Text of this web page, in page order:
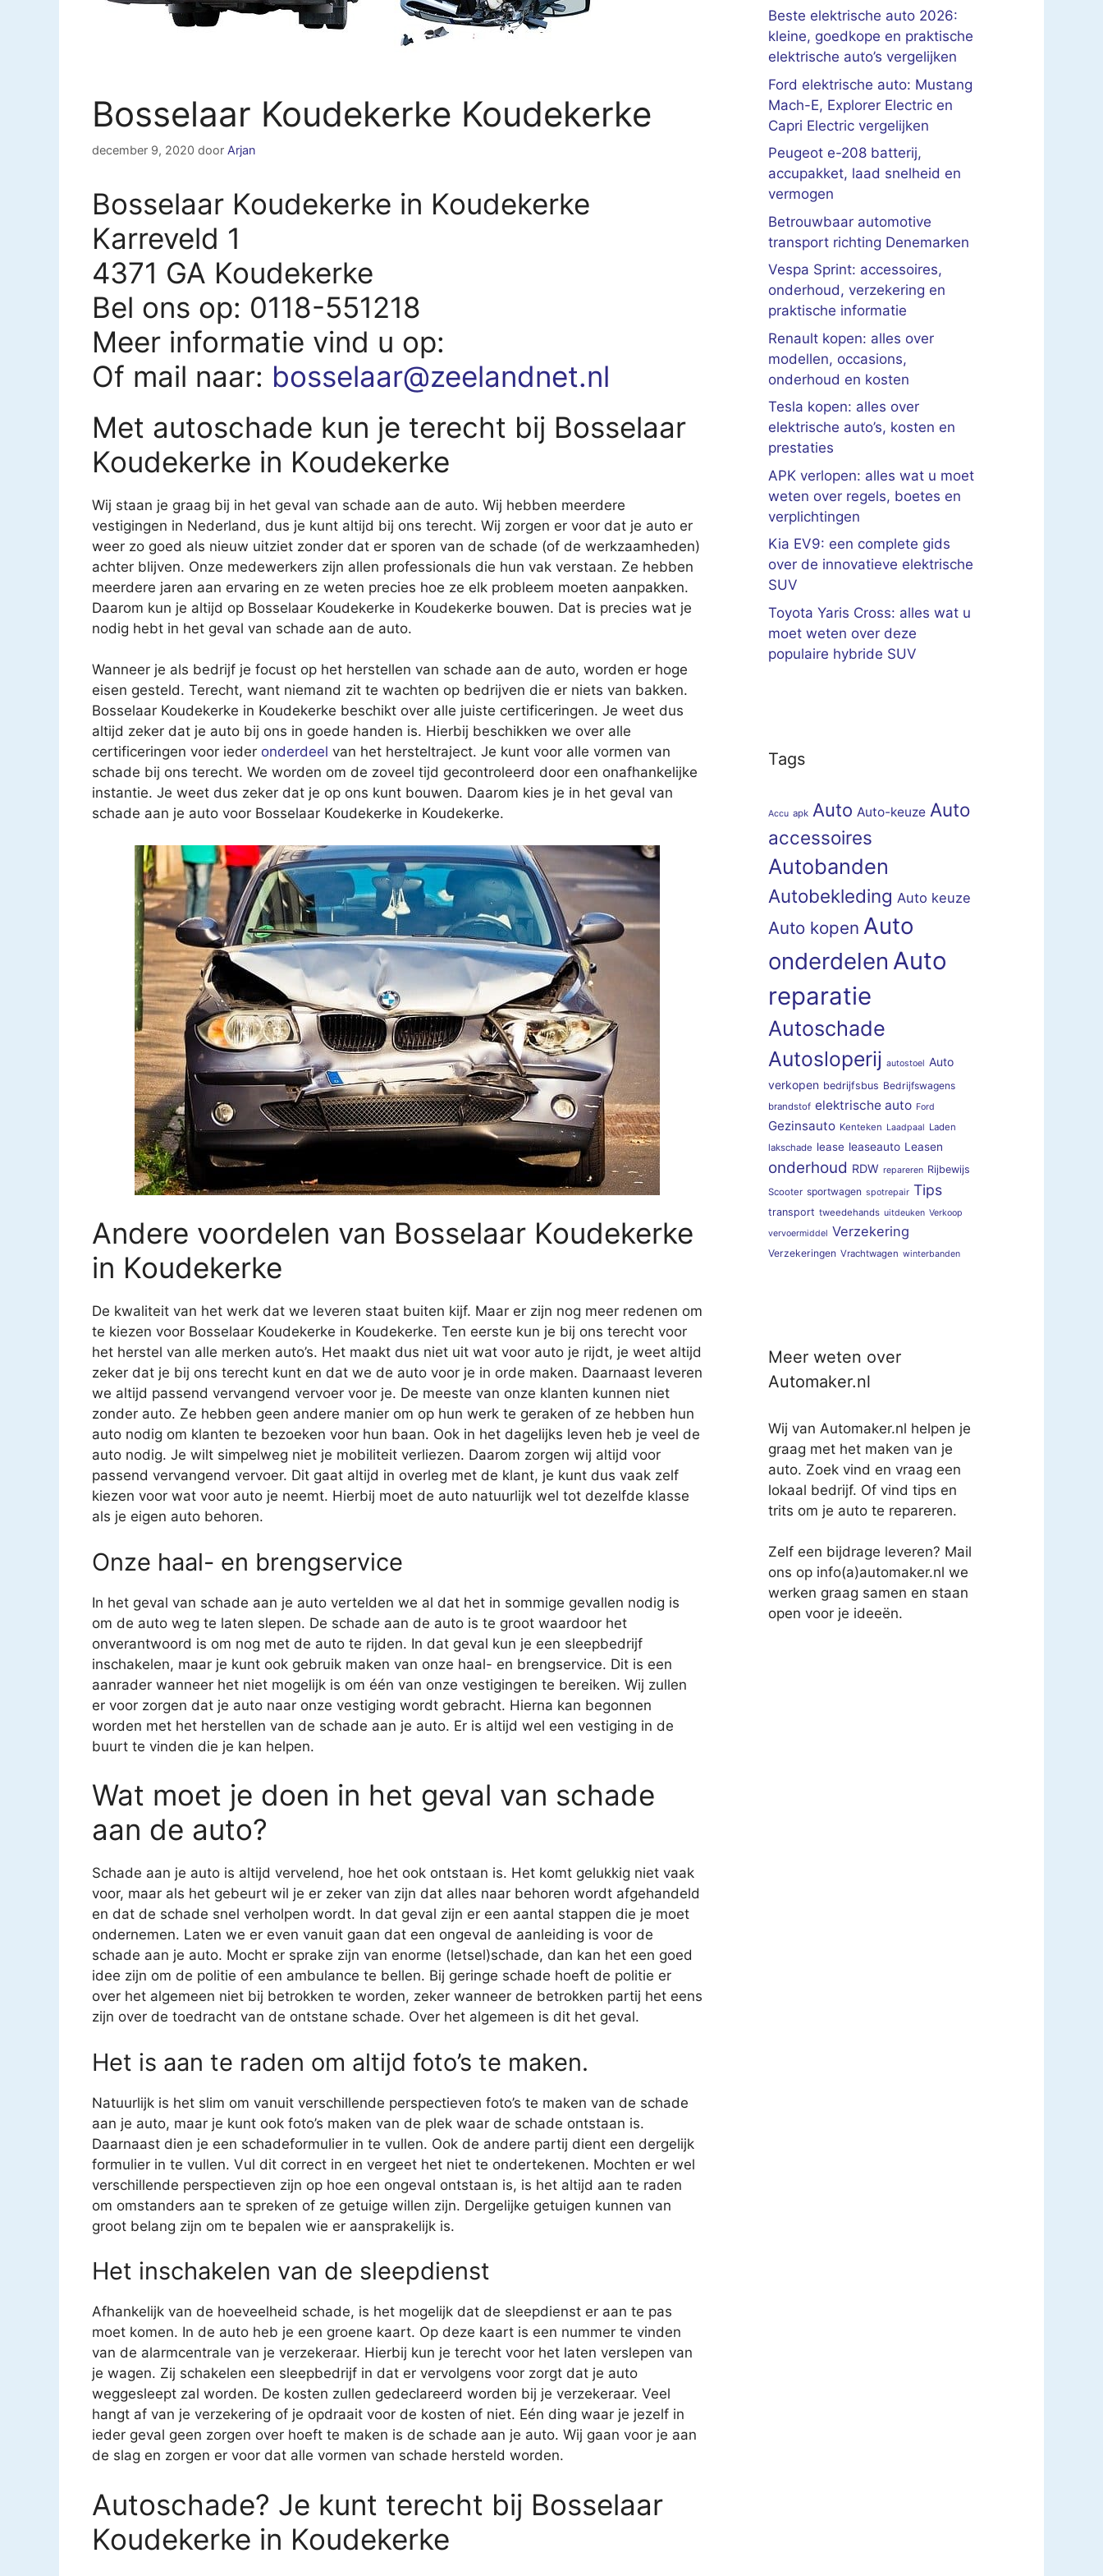
Bosselaar Koudekerke Koudekerke
december 9, 2020 door Arjan
Bosselaar Koudekerke in Koudekerke
Karreveld 1
4371 GA Koudekerke
Bel ons op: 0118-551218
Meer informatie vind u op:
Of mail naar: bosselaar@zeelandnet.nl
Met autoschade kun je terecht bij Bosselaar
Koudekerke in Koudekerke
Wij staan je graag bij in het geval van schade aan de auto. Wij hebben meerdere
vestigingen in Nederland, dus je kunt altijd bij ons terecht. Wij zorgen er voor dat je auto er
weer zo goed als nieuw uitziet zonder dat er sporen van de schade (of de werkzaamheden)
achter blijven. Onze medewerkers zijn allen professionals die hun vak verstaan. Ze hebben
meerdere jaren aan ervaring en ze weten precies hoe ze elk probleem moeten aanpakken.
Daarom kun je altijd op Bosselaar Koudekerke in Koudekerke bouwen. Dat is precies wat je
nodig hebt in het geval van schade aan de auto.
Wanneer je als bedrijf je focust op het herstellen van schade aan de auto, worden er hoge
eisen gesteld. Terecht, want niemand zit te wachten op bedrijven die er niets van bakken.
Bosselaar Koudekerke in Koudekerke beschikt over alle juiste certificeringen. Je weet dus
altijd zeker dat je auto bij ons in goede handen is. Hierbij beschikken we over alle
certificeringen voor ieder onderdeel van het hersteltraject. Je kunt voor alle vormen van
schade bij ons terecht. We worden om de zoveel tijd gecontroleerd door een onafhankelijke
instantie. Je weet dus zeker dat je op ons kunt bouwen. Daarom kies je in het geval van
schade aan je auto voor Bosselaar Koudekerke in Koudekerke.
Andere voordelen van Bosselaar Koudekerke
in Koudekerke
De kwaliteit van het werk dat we leveren staat buiten kijf. Maar er zijn nog meer redenen om
te kiezen voor Bosselaar Koudekerke in Koudekerke. Ten eerste kun je bij ons terecht voor
het herstel van alle merken auto’s. Het maakt dus niet uit wat voor auto je rijdt, je weet altijd
zeker dat je bij ons terecht kunt en dat we de auto voor je in orde maken. Daarnaast leveren
we altijd passend vervangend vervoer voor je. De meeste van onze klanten kunnen niet
zonder auto. Ze hebben geen andere manier om op hun werk te geraken of ze hebben hun
auto nodig om klanten te bezoeken voor hun baan. Ook in het dagelijks leven heb je veel de
auto nodig. Je wilt simpelweg niet je mobiliteit verliezen. Daarom zorgen wij altijd voor
passend vervangend vervoer. Dit gaat altijd in overleg met de klant, je kunt dus vaak zelf
kiezen voor wat voor auto je neemt. Hierbij moet de auto natuurlijk wel tot dezelfde klasse
als je eigen auto behoren.
Onze haal- en brengservice
In het geval van schade aan je auto vertelden we al dat het in sommige gevallen nodig is
om de auto weg te laten slepen. De schade aan de auto is te groot waardoor het
onverantwoord is om nog met de auto te rijden. In dat geval kun je een sleepbedrijf
inschakelen, maar je kunt ook gebruik maken van onze haal- en brengservice. Dit is een
aanrader wanneer het niet mogelijk is om één van onze vestigingen te bereiken. Wij zullen
er voor zorgen dat je auto naar onze vestiging wordt gebracht. Hierna kan begonnen
worden met het herstellen van de schade aan je auto. Er is altijd wel een vestiging in de
buurt te vinden die je kan helpen.
Wat moet je doen in het geval van schade
aan de auto?
Schade aan je auto is altijd vervelend, hoe het ook ontstaan is. Het komt gelukkig niet vaak
voor, maar als het gebeurt wil je er zeker van zijn dat alles naar behoren wordt afgehandeld
en dat de schade snel verholpen wordt. In dat geval zijn er een aantal stappen die je moet
ondernemen. Laten we er even vanuit gaan dat een ongeval de aanleiding is voor de
schade aan je auto. Mocht er sprake zijn van enorme (letsel)schade, dan kan het een goed
idee zijn om de politie of een ambulance te bellen. Bij geringe schade hoeft de politie er
over het algemeen niet bij betrokken te worden, zeker wanneer de betrokken partij het eens
zijn over de toedracht van de ontstane schade. Over het algemeen is dit het geval.
Het is aan te raden om altijd foto’s te maken.
Natuurlijk is het slim om vanuit verschillende perspectieven foto’s te maken van de schade
aan je auto, maar je kunt ook foto’s maken van de plek waar de schade ontstaan is.
Daarnaast dien je een schadeformulier in te vullen. Ook de andere partij dient een dergelijk
formulier in te vullen. Vul dit correct in en vergeet het niet te ondertekenen. Mochten er wel
verschillende perspectieven zijn op hoe een ongeval ontstaan is, is het altijd aan te raden
om omstanders aan te spreken of ze getuige willen zijn. Dergelijke getuigen kunnen van
groot belang zijn om te bepalen wie er aansprakelijk is.
Het inschakelen van de sleepdienst
Afhankelijk van de hoeveelheid schade, is het mogelijk dat de sleepdienst er aan te pas
moet komen. In de auto heb je een groene kaart. Op deze kaart is een nummer te vinden
van de alarmcentrale van je verzekeraar. Hierbij kun je terecht voor het laten verslepen van
je wagen. Zij schakelen een sleepbedrijf in dat er vervolgens voor zorgt dat je auto
weggesleept zal worden. De kosten zullen gedeclareerd worden bij je verzekeraar. Veel
hangt af van je verzekering of je opdraait voor de kosten of niet. Eén ding waar je jezelf in
ieder geval geen zorgen over hoeft te maken is de schade aan je auto. Wij gaan voor je aan
de slag en zorgen er voor dat alle vormen van schade hersteld worden.
Autoschade? Je kunt terecht bij Bosselaar
Koudekerke in Koudekerke
Beste elektrische auto 2026:
kleine, goedkope en praktische
elektrische auto’s vergelijken
Ford elektrische auto: Mustang
Mach-E, Explorer Electric en
Capri Electric vergelijken
Peugeot e-208 batterij,
accupakket, laad snelheid en
vermogen
Betrouwbaar automotive
transport richting Denemarken
Vespa Sprint: accessoires,
onderhoud, verzekering en
praktische informatie
Renault kopen: alles over
modellen, occasions,
onderhoud en kosten
Tesla kopen: alles over
elektrische auto’s, kosten en
prestaties
APK verlopen: alles wat u moet
weten over regels, boetes en
verplichtingen
Kia EV9: een complete gids
over de innovatieve elektrische
SUV
Toyota Yaris Cross: alles wat u
moet weten over deze
populaire hybride SUV
Tags
Accu apk Auto Auto-keuze Auto
accessoires
Autobanden
Autobekleding Auto keuze
Auto kopen Auto
onderdelen Auto
reparatie
Autoschade
Autosloperij autostoel Auto
verkopen bedrijfsbus Bedrijfswagens
brandstof elektrische auto Ford
Gezinsauto Kenteken Laadpaal Laden
lakschade lease leaseauto Leasen
onderhoud RDW repareren Rijbewijs
Scooter sportwagen spotrepair Tips
transport tweedehands uitdeuken Verkoop
vervoermiddel Verzekering
Verzekeringen Vrachtwagen winterbanden
Meer weten over
Automaker.nl
Wij van Automaker.nl helpen je
graag met het maken van je
auto. Zoek vind en vraag een
lokaal bedrijf. Of vind tips en
trits om je auto te repareren.
Zelf een bijdrage leveren? Mail
ons op info(a)automaker.nl we
werken graag samen en staan
open voor je ideeën.